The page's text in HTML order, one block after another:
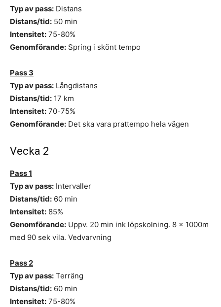
Typ av pass: Distans
Distans/tid: 50 min
Intensitet: 75-80%
Genomförande: Spring i skönt tempo
Pass 3
Typ av pass: Långdistans
Distans/tid: 17 km
Intensitet: 70-75%
Genomförande: Det ska vara prattempo hela vägen
Vecka 2
Pass 1
Typ av pass: Intervaller
Distans/tid: 60 min
Intensitet: 85%
Genomförande: Uppv. 20 min ink löpskolning. 8 x 1000m
med 90 sek vila. Vedvarvning
Pass 2
Typ av pass: Terräng
Distans/tid: 60 min
Intensitet: 75-80%